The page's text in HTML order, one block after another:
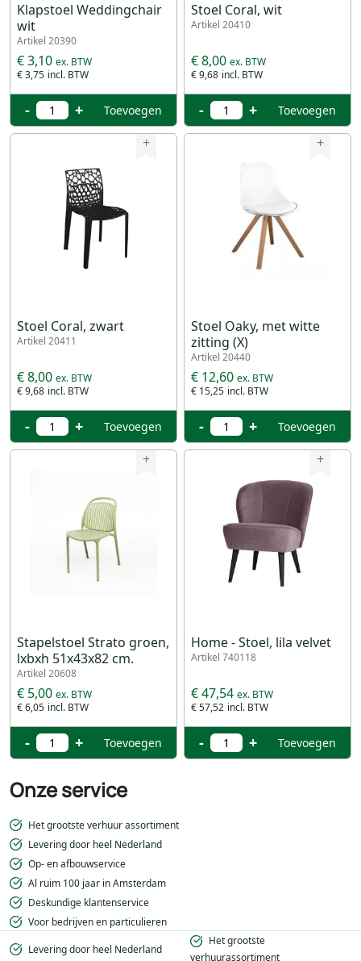
Onze service
Het grootste verhuur assortiment
Levering door heel Nederland
Op- en afbouwservice
Al ruim 100 jaar in Amsterdam
Deskundige klantenservice
Voor bedrijven en particulieren
Klapstoel Weddingchair
wit
Artikel 20390
€ 3,75
€ 3,10
- + Toevoegen
Stoel Coral, wit
Artikel 20410
€ 9,68
€ 8,00
- + Toevoegen
+
Stoel Coral, zwart
Artikel 20411
€ 9,68
€ 8,00
- + Toevoegen
+
Stoel Oaky, met witte
zitting (X)
Artikel 20440
€ 15,25
€ 12,60
- + Toevoegen
+
Stapelstoel Strato groen,
lxbxh 51x43x82 cm.
Artikel 20608
€ 6,05
€ 5,00
- + Toevoegen
+
Home - Stoel, lila velvet
Artikel 740118
€ 57,52
€ 47,54
- + Toevoegen
Levering door heel Nederland
Het grootste
verhuurassortiment